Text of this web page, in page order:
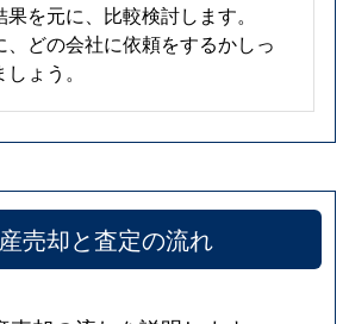
を元に、比較検討します。
、どの会社に依頼をするかしっ
ょう。
売却と査定の流れ